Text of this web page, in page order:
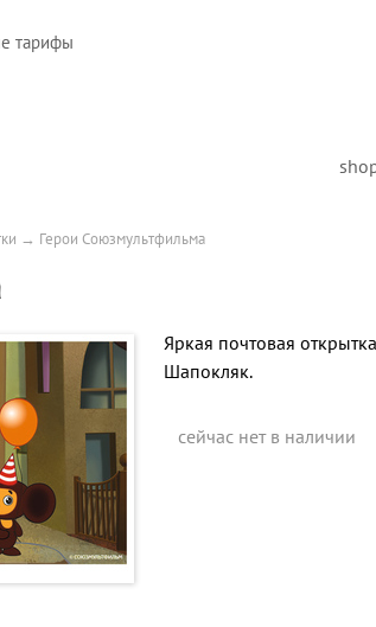
тарифы
→ Герои Союзмультфильма
Яркая почтовая
Шапокляк.
сейчас нет в наличии